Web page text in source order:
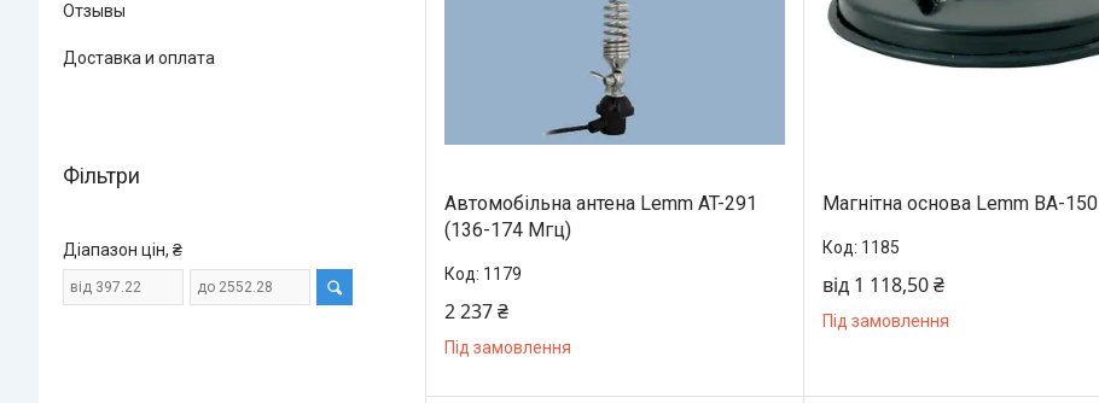
Автомобільна антена Lemm AT-291
(136-174 Мгц)
1179
2 237 ₴
Під замовлення
Магнітна основа Lemm BA-150
1185
від 1 118,50 ₴
Під замовлення
Отзывы
Доставка и оплата
Фільтри
Діапазон цін, ₴